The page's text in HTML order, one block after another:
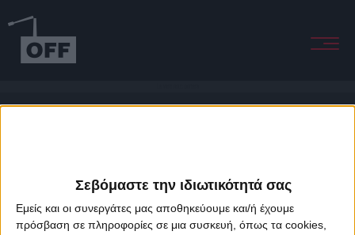
Σεβόμαστε την ιδιωτικότητά σας
Εμείς και οι συνεργάτες μας αποθηκεύουμε και/ή έχουμε
πρόσβαση σε πληροφορίες σε μια συσκευή, όπως τα cookies,